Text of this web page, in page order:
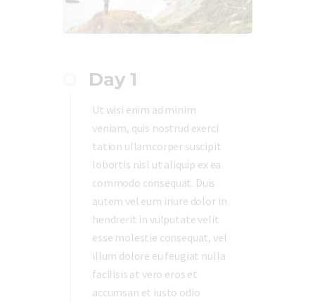
Day 1
Ut wisi enim ad minim
veniam, quis nostrud exerci
tation ullamcorper suscipit
lobortis nisl ut aliquip ex ea
commodo consequat. Duis
autem vel eum iriure dolor in
hendrerit in vulputate velit
esse molestie consequat, vel
illum dolore eu feugiat nulla
facilisis at vero eros et
accumsan et iusto odio